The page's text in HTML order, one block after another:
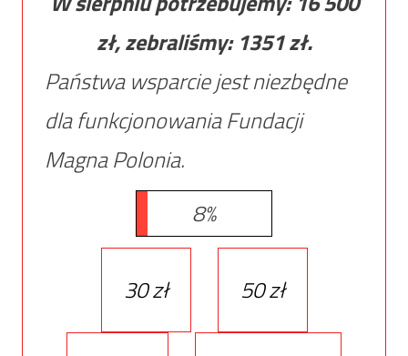
zł, zebraliśmy: 1351zł.
Państwa wsparcie jest niezbędne
dla funkcjonowania Fundacji
Magna Polonia.
8%
30 zł 50 zł